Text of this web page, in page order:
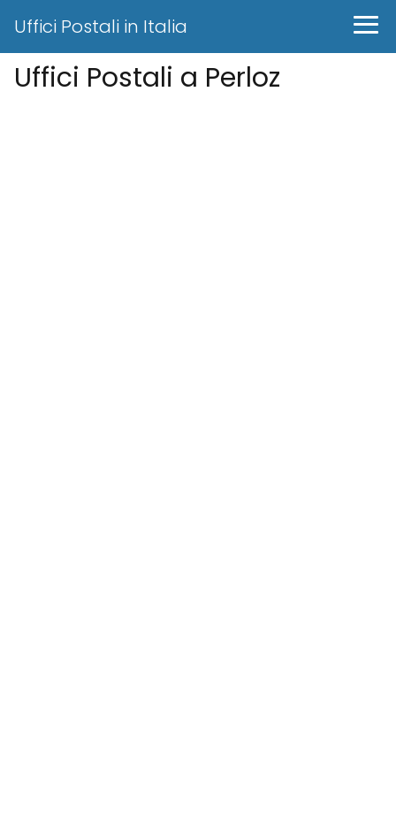
Uffici Postali in Italia
Uffici Postali a Perloz